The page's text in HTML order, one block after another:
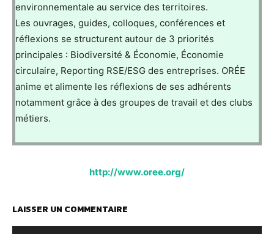
environnementale au service des territoires.
Les ouvrages, guides, colloques, conférences et
réflexions se structurent autour de 3 priorités
principales : Biodiversité & Économie, Économie
circulaire, Reporting RSE/ESG des entreprises. ORÉE
anime et alimente les réflexions de ses adhérents
notamment grâce à des groupes de travail et des clubs
métiers.
http://www.oree.org/
LAISSER UN COMMENTAIRE